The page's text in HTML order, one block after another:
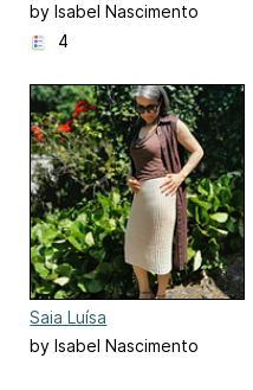
by Isabel Nascimento
4
Saia Luísa
by Isabel Nascimento